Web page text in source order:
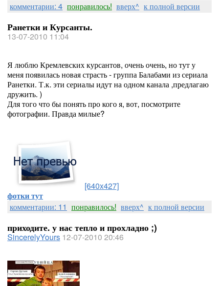
комментарии: 4 понравилось! вверх^ к полной версии
Ранетки и Курсанты.
13-07-2010 11:04
Я люблю Кремлевских курсантов, очень очень, но тут у
меня появилась новая страсть - группа Балабами из сериала
Ранетки. Т.к. эти сериалы идут на одном канала ,предлагаю
дружить. )
Для того что бы понять про кого я, вот, посмотрите
фотографии. Правда милые?
[640x427]
фотки тут
комментарии: 11 понравилось! вверх^ к полной версии
приходите. у нас тепло и прохладно ;)
SincerelyYours 12-07-2010 20:46